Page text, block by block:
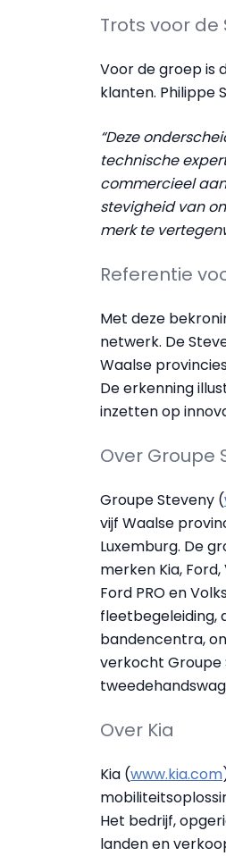
Trots voor de
Voor de groep is
klanten. Philippe
“Deze
technische
commercieel
stevigheid van
merk te
Referentie
Met deze
netwerk. De
Waalse
De erkenning
inzetten op
Over Groupe
Groupe Steveny (
vijf Waalse
Luxemburg. De
merken Kia,
Ford PRO en
fleetbegeleiding,
bandencentra,
verkocht Groupe
Over Kia
Kia (www.kia.com
Het bedrijf,
landen en